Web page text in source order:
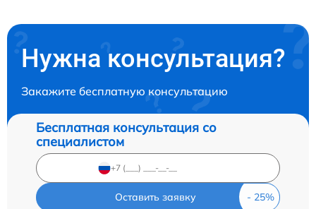
Нужна консультация?
Закажите бесплатную консультацию
Бесплатная консультация со
специалистом
Оставить заявку